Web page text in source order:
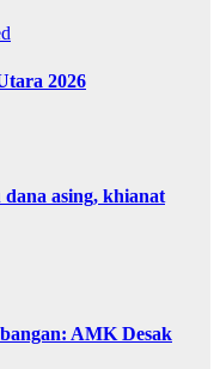
2026
asing, khianat
AMK Desak